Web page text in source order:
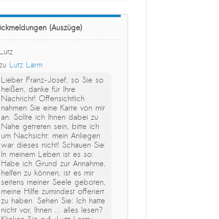
(Auszüge)
Lutz Larm
Lieber Franz-Josef, so Sie so
heißen, danke für Ihre
Nachricht! Offensichtlich
nahmen Sie eine Karte von mir
an. Sollte ich Ihnen dabei zu
Nahe getreten sein, bitte ich
um Nachsicht: mein Anliegen
war dieses nicht! Schauen Sie:
In meinem Leben ist es so:
Habe ich Grund zur Annahme,
helfen zu können, ist es mir
seitens meiner Seele geboten,
meine Hilfe zumindest offeriert
zu haben. Sehen Sie: Ich hatte
nicht vor, Ihnen ... alles lesen?